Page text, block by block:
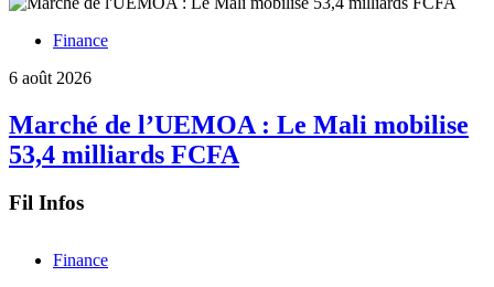
Finance
6 août 2026
Marché de l’UEMOA : Le Mali mobilise
53,4 milliards FCFA
Fil Infos
Finance